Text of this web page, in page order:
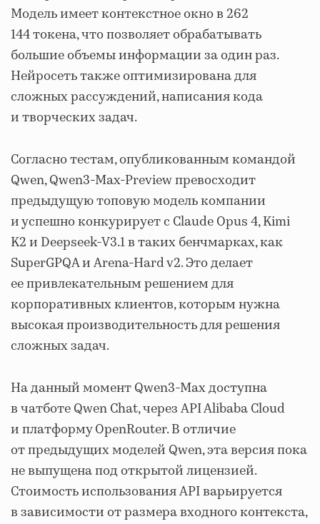
Модель имеет контекстное окно в 262
144 токена, что позволяет обрабатывать
большие объемы информации за один раз.
Нейросеть также оптимизирована для
сложных рассуждений, написания кода
и творческих задач.
Согласно тестам, опубликованным командой
Qwen, Qwen3-Max-Preview превосходит
предыдущую топовую модель компании
и успешно конкурирует с Claude Opus 4, Kimi
K2 и Deepseek-V3.1 в таких бенчмарках, как
SuperGPQA и Arena-Hard v2. Это делает
ее привлекательным решением для
корпоративных клиентов, которым нужна
высокая производительность для решения
сложных задач.
На данный момент Qwen3-Max доступна
в чатботе Qwen Chat, через API Alibaba Cloud
и платформу OpenRouter. В отличие
от предыдущих моделей Qwen, эта версия пока
не выпущена под открытой лицензией.
Стоимость использования API варьируется
в зависимости от размера входного контекста,